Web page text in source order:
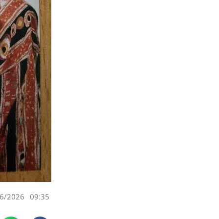
09:35
2026